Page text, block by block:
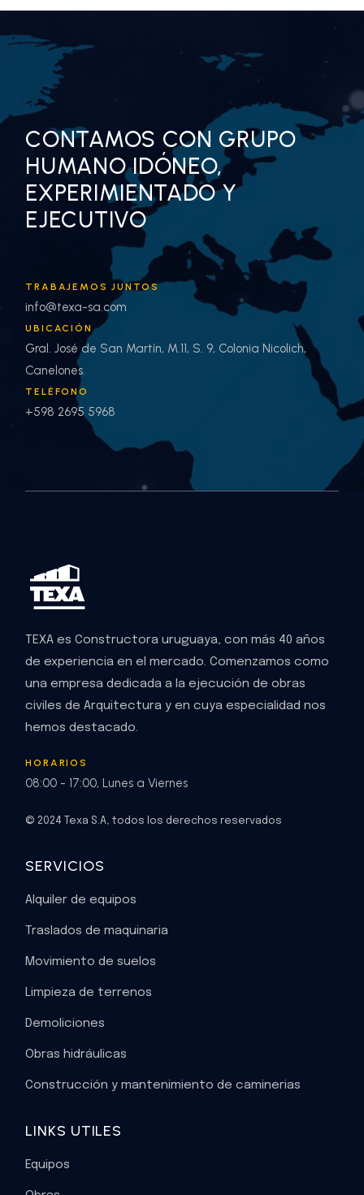
CONTAMOS CON GRUPO
HUMANO IDÓNEO,
EXPERIMIENTADO Y
EJECUTIVO
TRABAJEMOS JUNTOS
info@texa-sa.com
UBICACIÓN
Gral. José de San Martín, M.11, S. 9, Colonia Nicolich,
Canelones.
TELÉFONO
+598 2695 5968
TEXA es Constructora uruguaya, con más 40 años
de experiencia en el mercado. Comenzamos como
una empresa dedicada a la ejecución de obras
civiles de Arquitectura y en cuya especialidad nos
hemos destacado.
HORARIOS
08:00 - 17:00, Lunes a Viernes
© 2024 Texa S.A, todos los derechos reservados
SERVICIOS
Alquiler de equipos
Traslados de maquinaria
Movimiento de suelos
Limpieza de terrenos
Demoliciones
Obras hidráulicas
Construcción y mantenimiento de caminerias
LINKS UTILES
Equipos